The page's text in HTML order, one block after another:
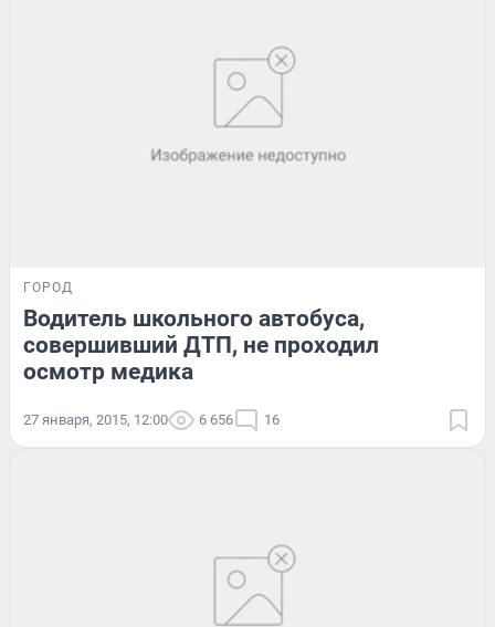
ГОРОД
Водитель школьного автобуса,
совершивший ДТП, не проходил
осмотр медика
27 января, 2015, 12:00 6 656 16